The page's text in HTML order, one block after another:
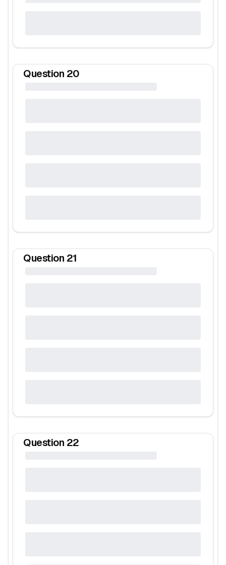
Question 20
Question 21
Question 22